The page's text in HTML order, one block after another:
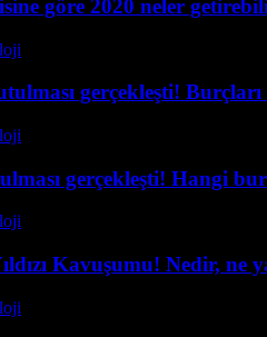
göre 2020 neler
gerçekleşti! Burçları
gerçekleşti! Hangi
Kavuşumu! Nedir, ne